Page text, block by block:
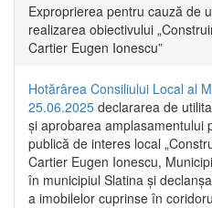
Exproprierea pentru cauză de
realizarea obiectivului
Cartier Eugen Ionescu”
Hotărârea Consiliului Local al
25.06.2025 declararea de
și aprobarea amplasamentului
publică de interes local
Cartier Eugen Ionescu,
în municipiul Slatina și
a imobilelor cuprinse în